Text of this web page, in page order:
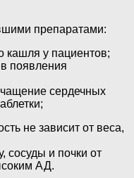
препаратами:
кашля у пациентов;
появления
сердечных
не зависит от веса,
и почки от
АД.